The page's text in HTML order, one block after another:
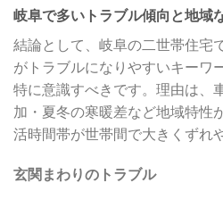
岐阜で多いトラブル傾向と地域
結論として、岐阜の二世帯住宅
がトラブルになりやすいキーワ
特に意識すべきです。理由は、
加・夏冬の寒暖差など地域特性
活時間帯が世帯間で大きくずれ
玄関まわりのトラブル